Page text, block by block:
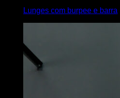
Lunges com burpee e barra